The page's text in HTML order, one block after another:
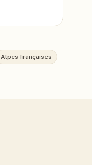
Alpes françaises